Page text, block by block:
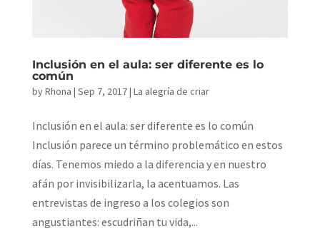
Inclusión en el aula: ser diferente es lo
común
byRhona | Sep 7, 2017| La alegría de criar
Inclusión en el aula: ser diferente es lo común
Inclusión parece un término problemático en estos
días. Tenemos miedo a la diferencia y en nuestro
afán por invisibilizarla, la acentuamos. Las
entrevistas de ingreso a los colegios son
angustiantes: escudriñan tu vida,...